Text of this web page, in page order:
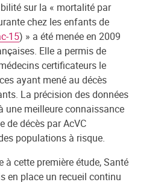
sur la « mortalité par
chez les enfants de
15) » a été menée en 2009
Elle a permis de
certificateurs le
ayant mené au décès
La précision des données
une meilleure connaissance
de décès par AcVC
populations à risque.
à cette première étude, Santé
en place un recueil continu